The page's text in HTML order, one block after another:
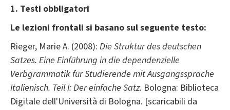
1. Testi obbligatori
Le lezioni frontali si basano sul seguente testo:
Rieger, Marie A. (2008): Die Struktur des deutschen
Satzes. Eine Einführung in die dependenzielle
Verbgrammatik für Studierende mit Ausgangssprache
Italienisch. Teil I: Der einfache Satz. Bologna: Biblioteca
Digitale dell'Università di Bologna. [scaricabili da